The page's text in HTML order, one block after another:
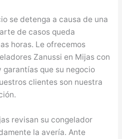
se detenga a causa de una
de casos queda
horas. Le ofrecemos
Zanussi en Mijas con
que su negocio
clientes son nuestra
revisan su congelador
la avería. Ante